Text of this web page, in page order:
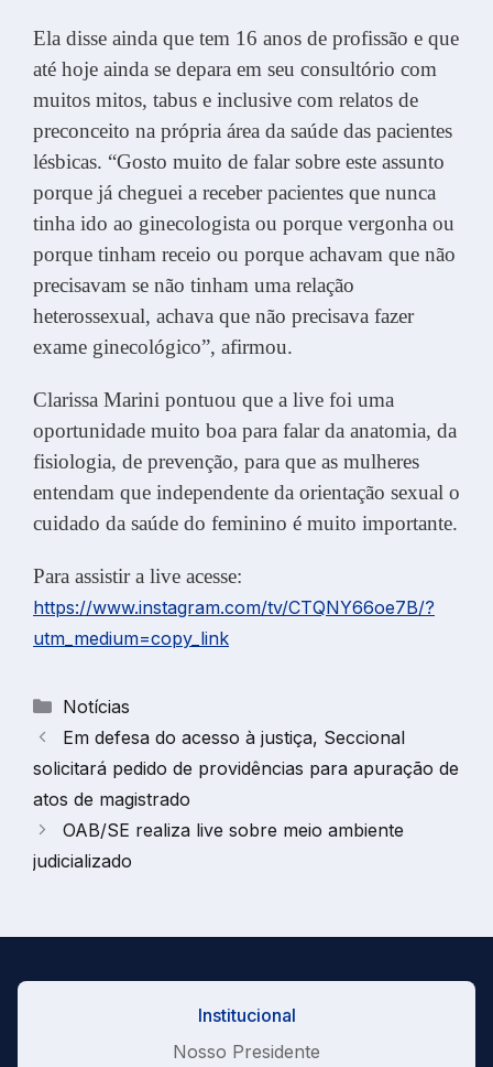
Ela disse ainda que tem 16 anos de profissão e que
até hoje ainda se depara em seu consultório com
muitos mitos, tabus e inclusive com relatos de
preconceito na própria área da saúde das pacientes
lésbicas. “Gosto muito de falar sobre este assunto
porque já cheguei a receber pacientes que nunca
tinha ido ao ginecologista ou porque vergonha ou
porque tinham receio ou porque achavam que não
precisavam se não tinham uma relação
heterossexual, achava que não precisava fazer
exame ginecológico”, afirmou.
Clarissa Marini pontuou que a live foi uma
oportunidade muito boa para falar da anatomia, da
fisiologia, de prevenção, para que as mulheres
entendam que independente da orientação sexual o
cuidado da saúde do feminino é muito importante.
Para assistir a live acesse:
https://www.instagram.com/tv/CTQNY66oe7B/?
utm_medium=copy_link
Categorias
Notícias
Em defesa do acesso à justiça, Seccional
solicitará pedido de providências para apuração de
atos de magistrado
OAB/SE realiza live sobre meio ambiente
judicializado
Institucional
Nosso Presidente